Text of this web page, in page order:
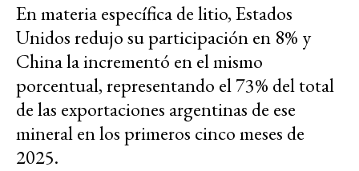
En materia específica de litio, Estados
Unidos redujo su participación en 8% y
China la incrementó en el mismo
porcentual, representando el 73% del total
de las exportaciones argentinas de ese
mineral en los primeros cinco meses de
2025.